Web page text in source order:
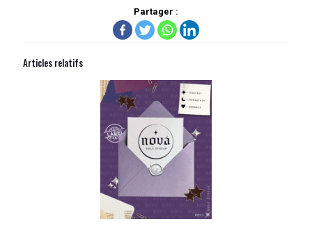
Partager :
Articles relatifs